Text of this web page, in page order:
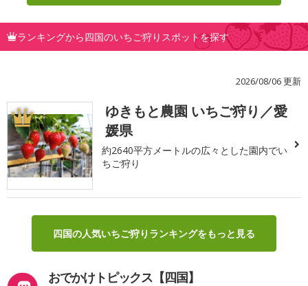
ランキングから四国のいちご狩りスポットを探す
2026/08/06 更新
1
ゆきもと農園 いちご狩り／愛
媛県
約2640平方メートルの広々とした園内でい
ちご狩り
四国の人気いちご狩りランキングをもっと見る
おでかけトピックス【四国】